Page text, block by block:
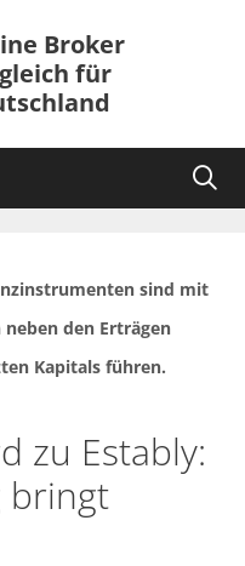
Broker
für
sind mit
den Erträgen
Kapitals führen.
zu Estably:
bringt